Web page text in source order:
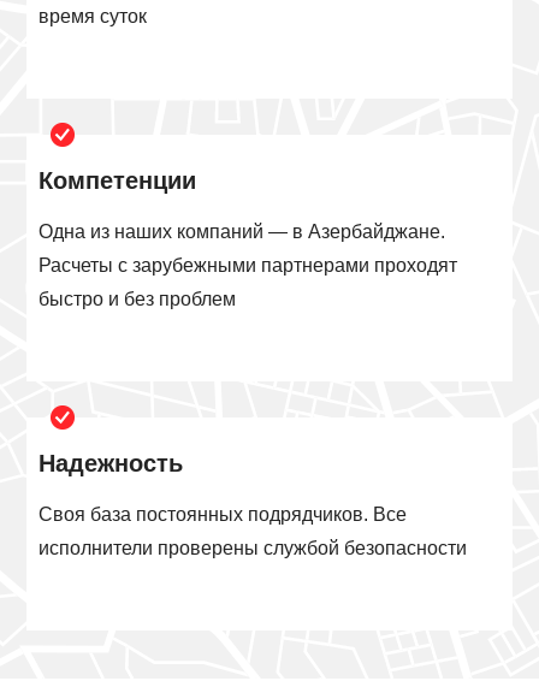
время суток
Компетенции
Одна из наших компаний — в Азербайджане.
Расчеты с зарубежными партнерами проходят
быстро и без проблем
Надежность
Своя база постоянных подрядчиков. Все
исполнители проверены службой безопасности